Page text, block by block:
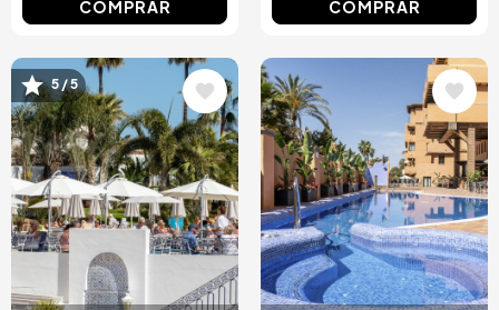
COMPRAR COMPRAR
Image
5 / 5 Image